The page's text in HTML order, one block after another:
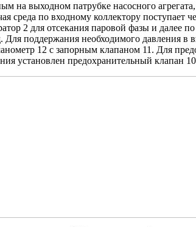
на выходном патрубке насосного
по входному коллектору поступает
2 для отсекания паровой фазы и
поддержания необходимого давления в
12 с запорным клапаном 11. Для
установлен предохранительный клапан